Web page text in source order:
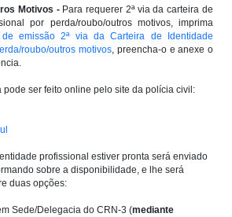
Motivos - Para requerer 2ª via da carteira de
por perda/roubo/outros motivos, imprima
de emissão 2ª via da Carteira de Identidade
roubo/outros motivos, preencha-o e anexe o
pode ser feito online pelo site da polícia civil:
profissional estiver pronta será enviado
sobre a disponibilidade, e lhe será
duas opções:
Sede/Delegacia do CRN-3 (mediante